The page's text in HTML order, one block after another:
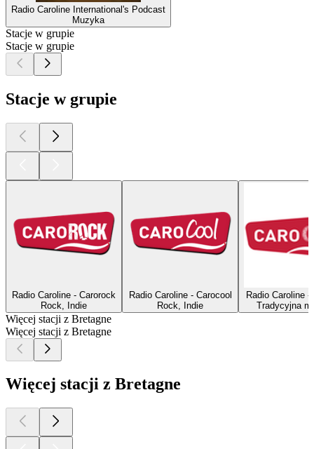
Radio Caroline International's Podcast
Muzyka
Stacje w grupie
Stacje w grupie
Stacje w grupie
Radio Caroline - Carorock
Rock, Indie
Radio Caroline - Carocool
Rock, Indie
Radio Caroline -
Tradycyjna
Więcej stacji z Bretagne
Więcej stacji z Bretagne
Więcej stacji z Bretagne